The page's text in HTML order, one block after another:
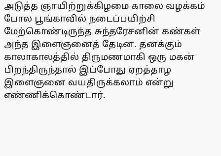
அடுத்த ஞாயிற்றுக்கிழமை காலை வழக்கம்
போல பூங்காவில் நடைப்பயிற்சி
மேற்கொண்டிருந்த சுந்தரேசனின் கண்கள்
அந்த இளைஞனைத் தேடின. தனக்கும்
காலாகாலத்தில் திருமணமாகி ஒரு மகன்
பிறந்திருந்தால் இப்போது ஏறத்தாழ
இளைஞனை வயதிருக்கலாம் என்று
எண்ணிக்கொண்டார்.